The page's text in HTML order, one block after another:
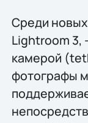
Среди
Lightroom 3,
камерой
фотографы